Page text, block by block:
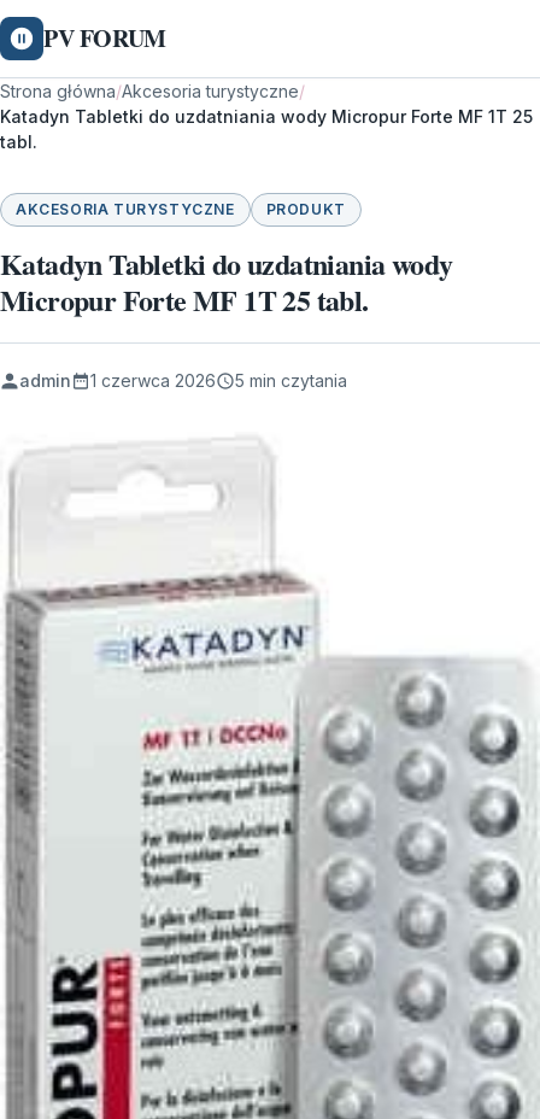
PV FORUM
Strona główna/Akcesoria turystyczne/
Katadyn Tabletki do uzdatniania wody Micropur Forte MF 1T 25
tabl.
AKCESORIA TURYSTYCZNE PRODUKT
Katadyn Tabletki do uzdatniania wody
Micropur Forte MF 1T 25 tabl.
admin 1 czerwca 2026 5 min czytania